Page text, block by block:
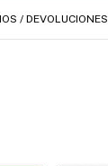
/ DEVOLUCIONES